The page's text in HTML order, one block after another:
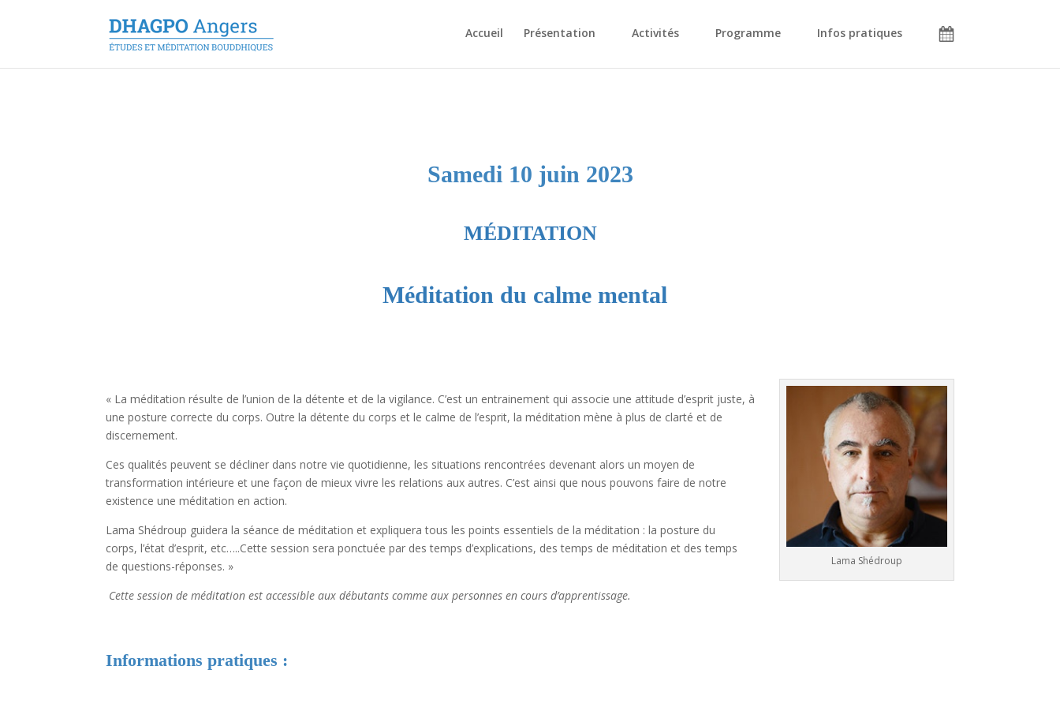
Accueil Présentation Activités Programme Infos pratiques
Samedi 10 juin 2023
MÉDITATION
Méditation du calme mental
Lama Shédroup
« La méditation résulte de l’union de la détente et de la vigilance. C’est un entrainement qui associe une attitude d’esprit juste, à
une posture correcte du corps. Outre la détente du corps et le calme de l’esprit, la méditation mène à plus de clarté et de
discernement.
Ces qualités peuvent se décliner dans notre vie quotidienne, les situations rencontrées devenant alors un moyen de
transformation intérieure et une façon de mieux vivre les relations aux autres. C’est ainsi que nous pouvons faire de notre
existence une méditation en action.
Lama Shédroup guidera la séance de méditation et expliquera tous les points essentiels de la méditation : la posture du
corps, l’état d’esprit, etc…..Cette session sera ponctuée par des temps d’explications, des temps de méditation et des temps
de questions-réponses. »
Cette session de méditation est accessible aux débutants comme aux personnes en cours d’apprentissage.
Informations pratiques :